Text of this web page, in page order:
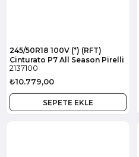
245/50R18 100V (*) (RFT)
Cinturato P7 All Season Pirelli
2137100
₺10.779,00
SEPETE EKLE